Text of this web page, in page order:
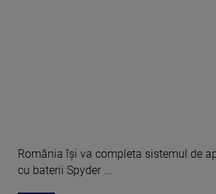
România își va completa sistemul de
cu baterii Spyder ...